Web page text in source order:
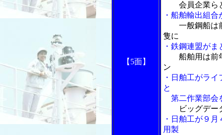
【5面】
会員企業ら
・船舶輸出組
一般鋼船は
隻に
・鉄鋼連盟が
船舶用は前
ン
・日舶工がラ
と
第二作業部会
ビッグデー
・日舶工が９
用製